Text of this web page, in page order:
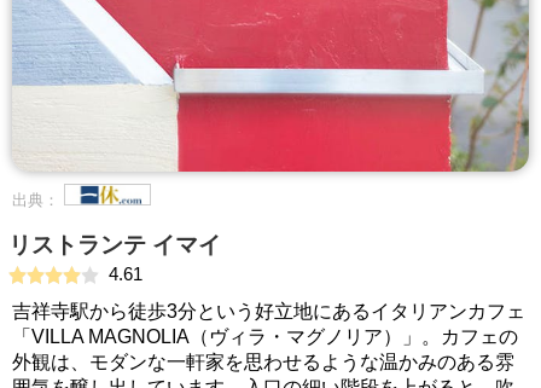
出典：
リストランテ イマイ
4.61
吉祥寺駅から徒歩3分という好立地にあるイタリアンカフェ
「VILLA MAGNOLIA（ヴィラ・マグノリア）」。カフェの
外観は、モダンな一軒家を思わせるような温かみのある雰